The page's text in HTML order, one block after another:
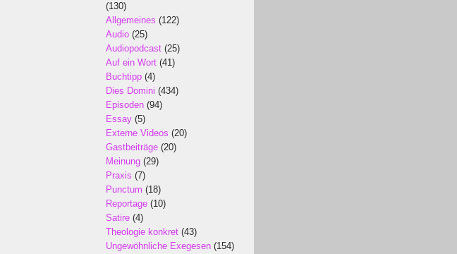
(130)
Allgemeines (122)
Audio (25)
Audiopodcast (25)
Auf ein Wort (41)
Buchtipp (4)
Dies Domini (434)
Episoden (94)
Essay (5)
Externe Videos (20)
Gastbeiträge (20)
Meinung (29)
Praxis (7)
Punctum (18)
Reportage (10)
Satire (4)
Theologie konkret (43)
Ungewöhnliche Exegesen (154)